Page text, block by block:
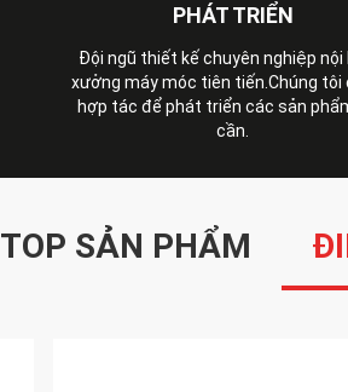
PHÁT TRIỂN
Đội ngũ thiết kế chuyên nghiệp nội
xưởng máy móc tiên tiến.Chúng tôi
hợp tác để phát triển các sản
cần.
TOP SẢN PHẨM